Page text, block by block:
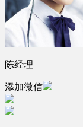
陈经理
添加微信